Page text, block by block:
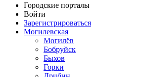
Городские порталы
Войти
Зарегистрироваться
Могилевская
Могилёв
Бобруйск
Быхов
Горки